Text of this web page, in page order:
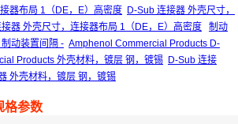
器布局 1（DE，E）高密度 D-Sub 连接器 外壳尺寸，
器 外壳尺寸，连接器布局 1（DE，E）高密度
制动
动装置间隔 - Amphenol Commercial Products D-
Products 外壳材料，镀层 钢，镀锡 D-Sub 连接
外壳材料，镀层 钢，镀锡
格参数